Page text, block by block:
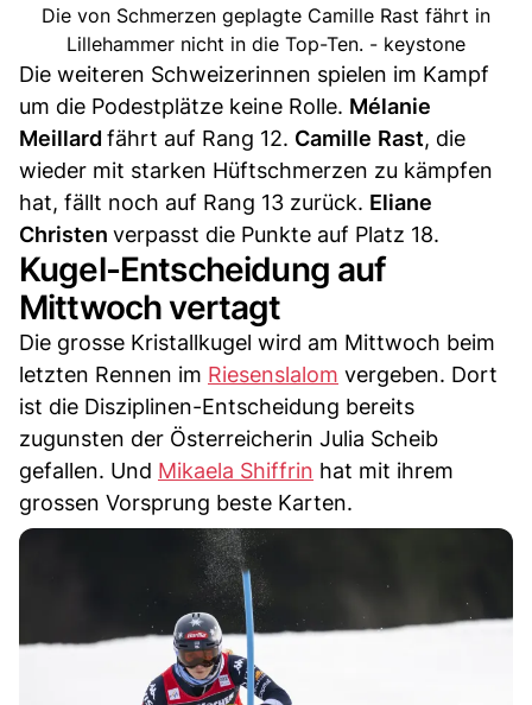
Die von Schmerzen geplagte Camille Rast fährt in
Lillehammer nicht in die Top-Ten. - keystone
Die weiteren Schweizerinnen spielen im Kampf
um die Podestplätze keine Rolle. Mélanie
Meillard fährt auf Rang 12. Camille Rast, die
wieder mit starken Hüftschmerzen zu kämpfen
hat, fällt noch auf Rang 13 zurück. Eliane
Christen verpasst die Punkte auf Platz 18.
Kugel-Entscheidung auf
Mittwoch vertagt
Die grosse Kristallkugel wird am Mittwoch beim
letzten Rennen im Riesenslalom vergeben. Dort
ist die Disziplinen-Entscheidung bereits
zugunsten der Österreicherin Julia Scheib
gefallen. Und Mikaela Shiffrin hat mit ihrem
grossen Vorsprung beste Karten.